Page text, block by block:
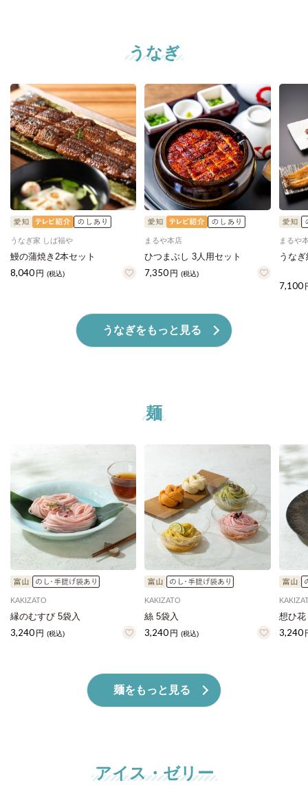
うなぎ
うなぎ家 しば福や
鰻の蒲焼き2本セット
8,040 円 (税込)
まるや本店
ひつまぶし 3人用セット
7,350 円 (税込)
まるや
うな
7,100
うなぎをもっと見る
麺
KAKIZATO
縁のむすび 5袋入
3,240 円 (税込)
KAKIZATO
絲 5袋入
3,240 円 (税込)
想ひ花
3,240
麺をもっと見る
アイス・ゼリー